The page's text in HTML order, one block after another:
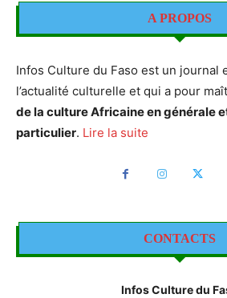
A PROPOS
Infos Culture du Faso est un journal
l’actualité culturelle et qui a pour
de la culture Africaine en générale
particulier. Lire la suite
CONTACTS
Infos Culture du